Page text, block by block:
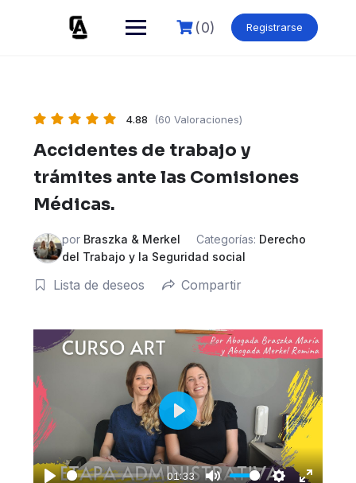
(0) Registrarse
4.88 (60 Valoraciones)
Accidentes de trabajo y
trámites ante las Comisiones
Médicas.
por Braszka & Merkel Categorías: Derecho
del Trabajo y la Seguridad social
Lista de deseos Compartir
01:33
Play